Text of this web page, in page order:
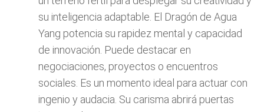
su inteligencia adaptable. El Dragón de Agua
Yang potencia su rapidez mental y capacidad
de innovación. Puede destacar en
negociaciones, proyectos o encuentros
sociales. Es un momento ideal para actuar con
ingenio y audacia. Su carisma abrirá puertas